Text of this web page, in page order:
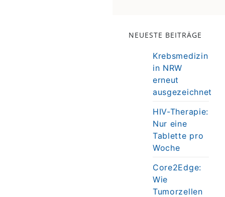
NEUESTE BEITRÄGE
Krebsmedizin
in NRW
erneut
ausgezeichnet
HIV-Therapie:
Nur eine
Tablette pro
Woche
Core2Edge:
Wie
Tumorzellen